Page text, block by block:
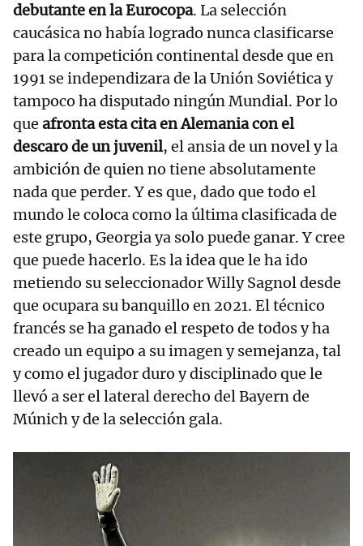
debutante en la Eurocopa. La selección
caucásica no había logrado nunca clasificarse
para la competición continental desde que en
1991 se independizara de la Unión Soviética y
tampoco ha disputado ningún Mundial. Por lo
que afronta esta cita en Alemania con el
descaro de un juvenil, el ansia de un novel y la
ambición de quien no tiene absolutamente
nada que perder. Y es que, dado que todo el
mundo le coloca como la última clasificada de
este grupo, Georgia ya solo puede ganar. Y cree
que puede hacerlo. Es la idea que le ha ido
metiendo su seleccionador Willy Sagnol desde
que ocupara su banquillo en 2021. El técnico
francés se ha ganado el respeto de todos y ha
creado un equipo a su imagen y semejanza, tal
y como el jugador duro y disciplinado que le
llevó a ser el lateral derecho del Bayern de
Múnich y de la selección gala.